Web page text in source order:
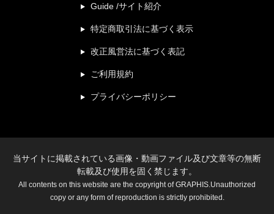
Guide /サイト紹介
特定商取引法に基づく表示
改正風営法に基づく表記
ご利用規約
プライバシーポリシー
当サイトに掲載されている画像・動画ファイル及び文章等の無断
転載及び使用を固く禁じます。
All contents on this website are the copyright of GRAPHIS.Unauthorized
copy or any form of reproduction is strictly prohibited.